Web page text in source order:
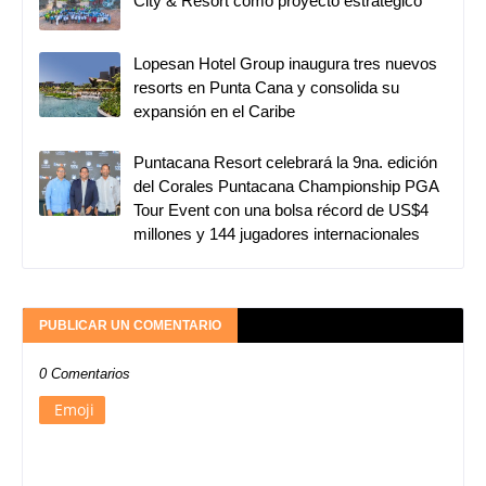
Lopesan Hotel Group inaugura tres nuevos
resorts en Punta Cana y consolida su
expansión en el Caribe
Puntacana Resort celebrará la 9na. edición
del Corales Puntacana Championship PGA
Tour Event con una bolsa récord de US$4
millones y 144 jugadores internacionales
PUBLICAR UN COMENTARIO
0 Comentarios
Emoji